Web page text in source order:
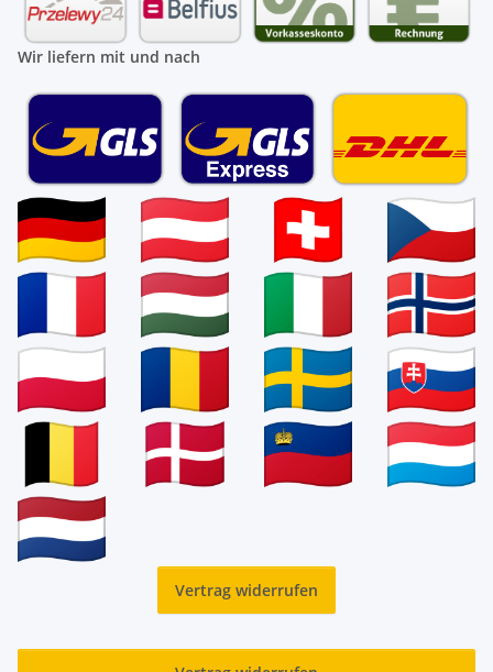
Wir liefern mit und nach
Vertrag widerrufen